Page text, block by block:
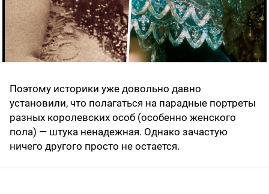
Поэтому историки уже довольно давно
установили, что полагаться на парадные портреты
разных королевских особ (особенно женского
пола) — штука ненадежная. Однако зачастую
ничего другого просто не остается.